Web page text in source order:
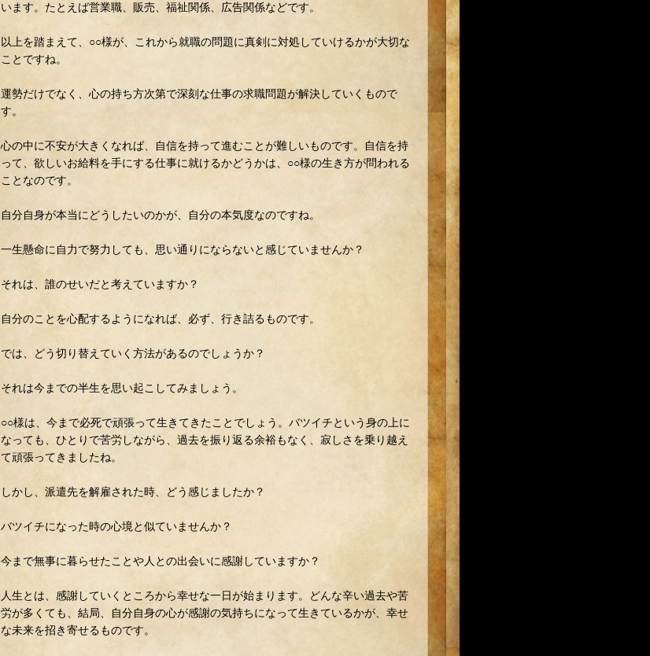
います。たとえば営業職、販売、福祉関係、広告関係などです。
以上を踏まえて、○○様が、これから就職の問題に真剣に対処していけるかが大切な
ことですね。
運勢だけでなく、心の持ち方次第で深刻な仕事の求職問題が解決していくもので
す。
心の中に不安が大きくなれば、自信を持って進むことが難しいものです。自信を持
って、欲しいお給料を手にする仕事に就けるかどうかは、○○様の生き方が問われる
ことなのです。
自分自身が本当にどうしたいのかが、自分の本気度なのですね。
一生懸命に自力で努力しても、思い通りにならないと感じていませんか？
それは、誰のせいだと考えていますか？
自分のことを心配するようになれば、必ず、行き詰るものです。
では、どう切り替えていく方法があるのでしょうか？
それは今までの半生を思い起こしてみましょう。
○○様は、今まで必死で頑張って生きてきたことでしょう。バツイチという身の上に
なっても、ひとりで苦労しながら、過去を振り返る余裕もなく、寂しさを乗り越え
て頑張ってきましたね。
しかし、派遣先を解雇された時、どう感じましたか？
バツイチになった時の心境と似ていませんか？
今まで無事に暮らせたことや人との出会いに感謝していますか？
人生とは、感謝していくところから幸せな一日が始まります。どんな辛い過去や苦
労が多くても、結局、自分自身の心が感謝の気持ちになって生きているかが、幸せ
な未来を招き寄せるものです。